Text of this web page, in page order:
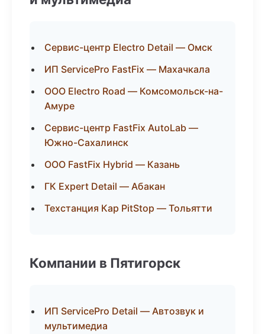
Сервис-центр Electro Detail — Омск
ИП ServicePro FastFix — Махачкала
ООО Electro Road — Комсомольск-на-
Амуре
Сервис-центр FastFix AutoLab —
Южно-Сахалинск
ООО FastFix Hybrid — Казань
ГК Expert Detail — Абакан
Техстанция Кар PitStop — Тольятти
Компании в Пятигорск
ИП ServicePro Detail — Автозвук и
мультимедиа